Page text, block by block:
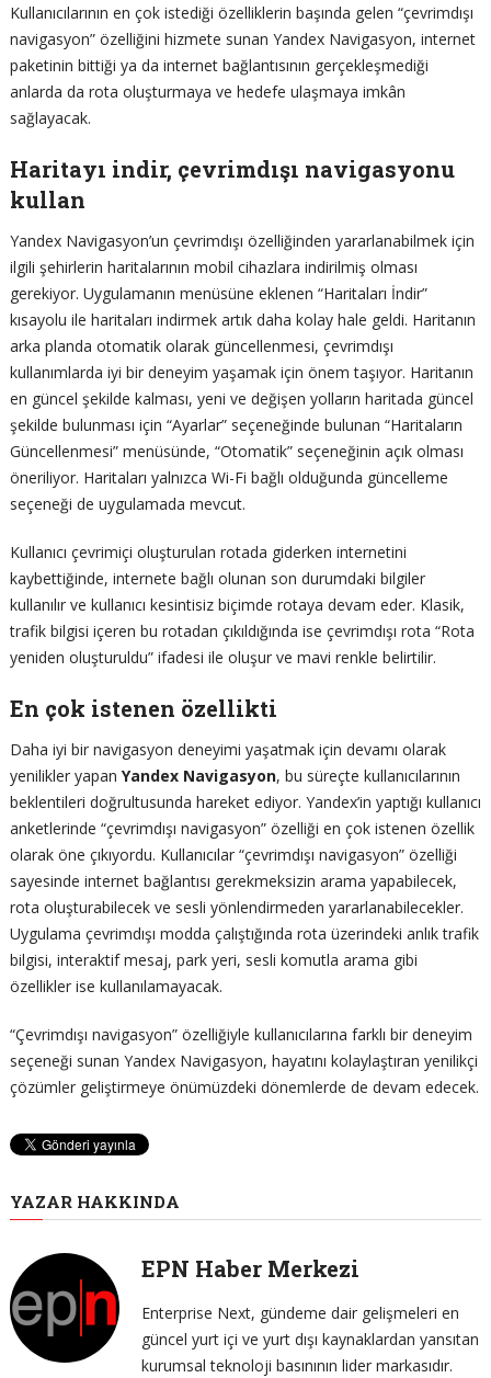
Kullanıcılarının en çok istediği özelliklerin başında gelen “çevrimdışı
navigasyon” özelliğini hizmete sunan Yandex Navigasyon, internet
paketinin bittiği ya da internet bağlantısının gerçekleşmediği
anlarda da rota oluşturmaya ve hedefe ulaşmaya imkân
sağlayacak.
Haritayı indir, çevrimdışı navigasyonu
kullan
Yandex Navigasyon’un çevrimdışı özelliğinden yararlanabilmek için
ilgili şehirlerin haritalarının mobil cihazlara indirilmiş olması
gerekiyor. Uygulamanın menüsüne eklenen “Haritaları İndir”
kısayolu ile haritaları indirmek artık daha kolay hale geldi. Haritanın
arka planda otomatik olarak güncellenmesi, çevrimdışı
kullanımlarda iyi bir deneyim yaşamak için önem taşıyor. Haritanın
en güncel şekilde kalması, yeni ve değişen yolların haritada güncel
şekilde bulunması için “Ayarlar” seçeneğinde bulunan “Haritaların
Güncellenmesi” menüsünde, “Otomatik” seçeneğinin açık olması
öneriliyor. Haritaları yalnızca Wi-Fi bağlı olduğunda güncelleme
seçeneği de uygulamada mevcut.
Kullanıcı çevrimiçi oluşturulan rotada giderken internetini
kaybettiğinde, internete bağlı olunan son durumdaki bilgiler
kullanılır ve kullanıcı kesintisiz biçimde rotaya devam eder. Klasik,
trafik bilgisi içeren bu rotadan çıkıldığında ise çevrimdışı rota “Rota
yeniden oluşturuldu” ifadesi ile oluşur ve mavi renkle belirtilir.
En çok istenen özellikti
Daha iyi bir navigasyon deneyimi yaşatmak için devamı olarak
yenilikler yapan Yandex Navigasyon, bu süreçte kullanıcılarının
beklentileri doğrultusunda hareket ediyor. Yandex’in yaptığı kullanıcı
anketlerinde “çevrimdışı navigasyon” özelliği en çok istenen özellik
olarak öne çıkıyordu. Kullanıcılar “çevrimdışı navigasyon” özelliği
sayesinde internet bağlantısı gerekmeksizin arama yapabilecek,
rota oluşturabilecek ve sesli yönlendirmeden yararlanabilecekler.
Uygulama çevrimdışı modda çalıştığında rota üzerindeki anlık trafik
bilgisi, interaktif mesaj, park yeri, sesli komutla arama gibi
özellikler ise kullanılamayacak.
“Çevrimdışı navigasyon” özelliğiyle kullanıcılarına farklı bir deneyim
seçeneği sunan Yandex Navigasyon, hayatını kolaylaştıran yenilikçi
çözümler geliştirmeye önümüzdeki dönemlerde de devam edecek.
YAZAR HAKKINDA
EPN Haber Merkezi
Enterprise Next, gündeme dair gelişmeleri en
güncel yurt içi ve yurt dışı kaynaklardan yansıtan
kurumsal teknoloji basınının lider markasıdır.